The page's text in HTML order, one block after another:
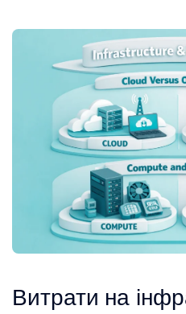
Витрати на